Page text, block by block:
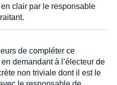
en clair par le responsable
de compléter ce
demandant à l’électeur de
non triviale dont il est le